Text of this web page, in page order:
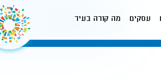
עסקים מה קורה בעיר